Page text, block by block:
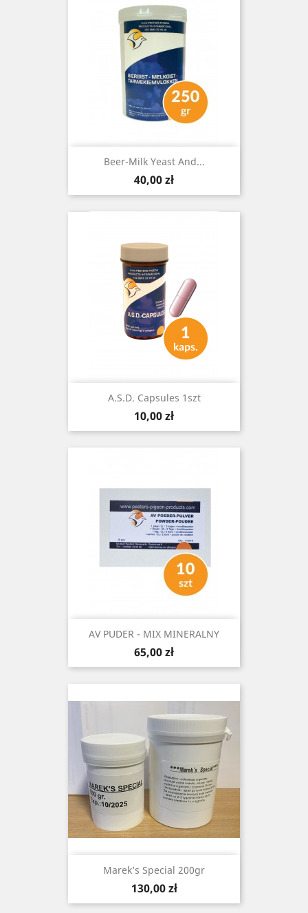
Beer-Milk Yeast And...
Cena
40,00 zł
A.S.D. Capsules 1szt
Cena
10,00 zł
AV PUDER - MIX MINERALNY
Cena
65,00 zł
Marek’s Special 200gr
Cena
130,00 zł